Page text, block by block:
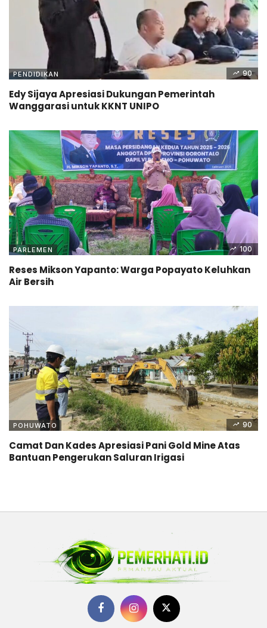
PENDIDIKAN 90
Edy Sijaya Apresiasi Dukungan Pemerintah
Wanggarasi untuk KKNT UNIPO
PARLEMEN 100
Reses Mikson Yapanto: Warga Popayato Keluhkan
Air Bersih
POHUWATO 90
Camat Dan Kades Apresiasi Pani Gold Mine Atas
Bantuan Pengerukan Saluran Irigasi